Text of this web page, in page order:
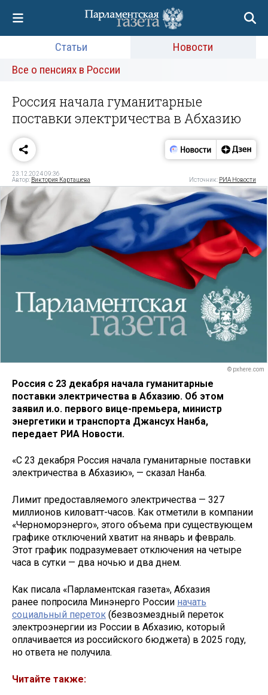
Статьи
Новости
Все о пенсиях в России
Россия начала гуманитарные
поставки электричества в Абхазию
23.12.2024 09:36
Автор: Виктория Карташева Источник: РИА Новости
© pxhere.com
Россия с 23 декабря начала гуманитарные
поставки электричества в Абхазию. Об этом
заявил и.о. первого вице-премьера, министр
энергетики и транспорта Джансух Нанба,
передает РИА Новости.
«С 23 декабря Россия начала гуманитарные поставки
электричества в Абхазию», — сказал Нанба.
Лимит предоставляемого электричества — 327
миллионов киловатт-часов. Как отметили в компании
«Черноморэнерго», этого объема при существующем
графике отключений хватит на январь и февраль.
Этот график подразумевает отключения на четыре
часа в сутки — два ночью и два днем.
Как писала «Парламентская газета», Абхазия
ранее попросила Минэнерго России начать
социальный переток (безвозмездный переток
электроэнергии из России в Абхазию, который
оплачивается из российского бюджета) в 2025 году,
но ответа не получила.
Читайте также: